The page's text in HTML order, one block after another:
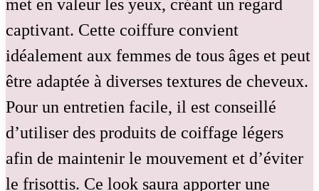
met en valeur les yeux, créant un regard
captivant. Cette coiffure convient
idéalement aux femmes de tous âges et peut
être adaptée à diverses textures de cheveux.
Pour un entretien facile, il est conseillé
d’utiliser des produits de coiffage légers
afin de maintenir le mouvement et d’éviter
le frisottis. Ce look saura apporter une